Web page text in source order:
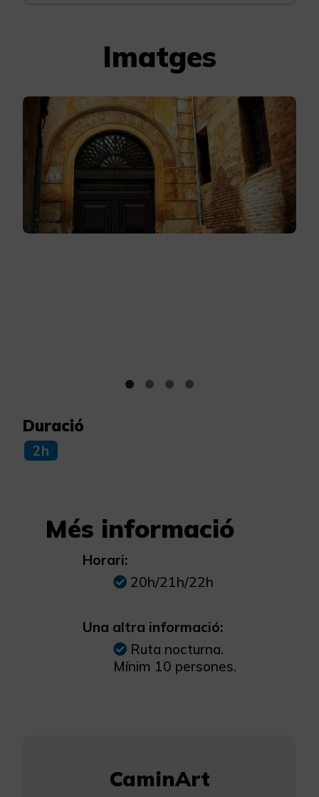
Imatges
Duració
2h
Més informació
Horari:
20h/21h/22h
Una altra informació:
Ruta nocturna.
Mínim 10 persones.
CaminArt